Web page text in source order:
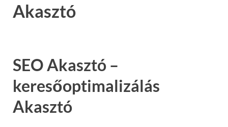
Akasztó
SEO Akasztó –
keresőoptimalizálás
Akasztó